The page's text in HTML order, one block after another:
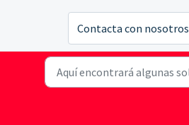
Contacta con nosotros